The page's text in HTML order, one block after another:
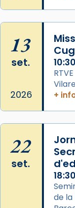
L’arquebisbe
Josep
concelebrat
Mons. David
📸 Dr. G. Simón
2 weeks ago
Memòria de
13
set.
2026
10:30
+
22
set.
18:30
de la